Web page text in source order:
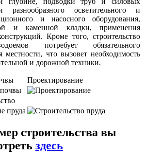
разнообразного осветительного и
и насосного оборудования,
и каменной кладки, применения
Кроме того, строительство
потребует обязательного
местности, что вызовет необходимость
и дорожной техники.
Проектирование
строительства вы
здесь